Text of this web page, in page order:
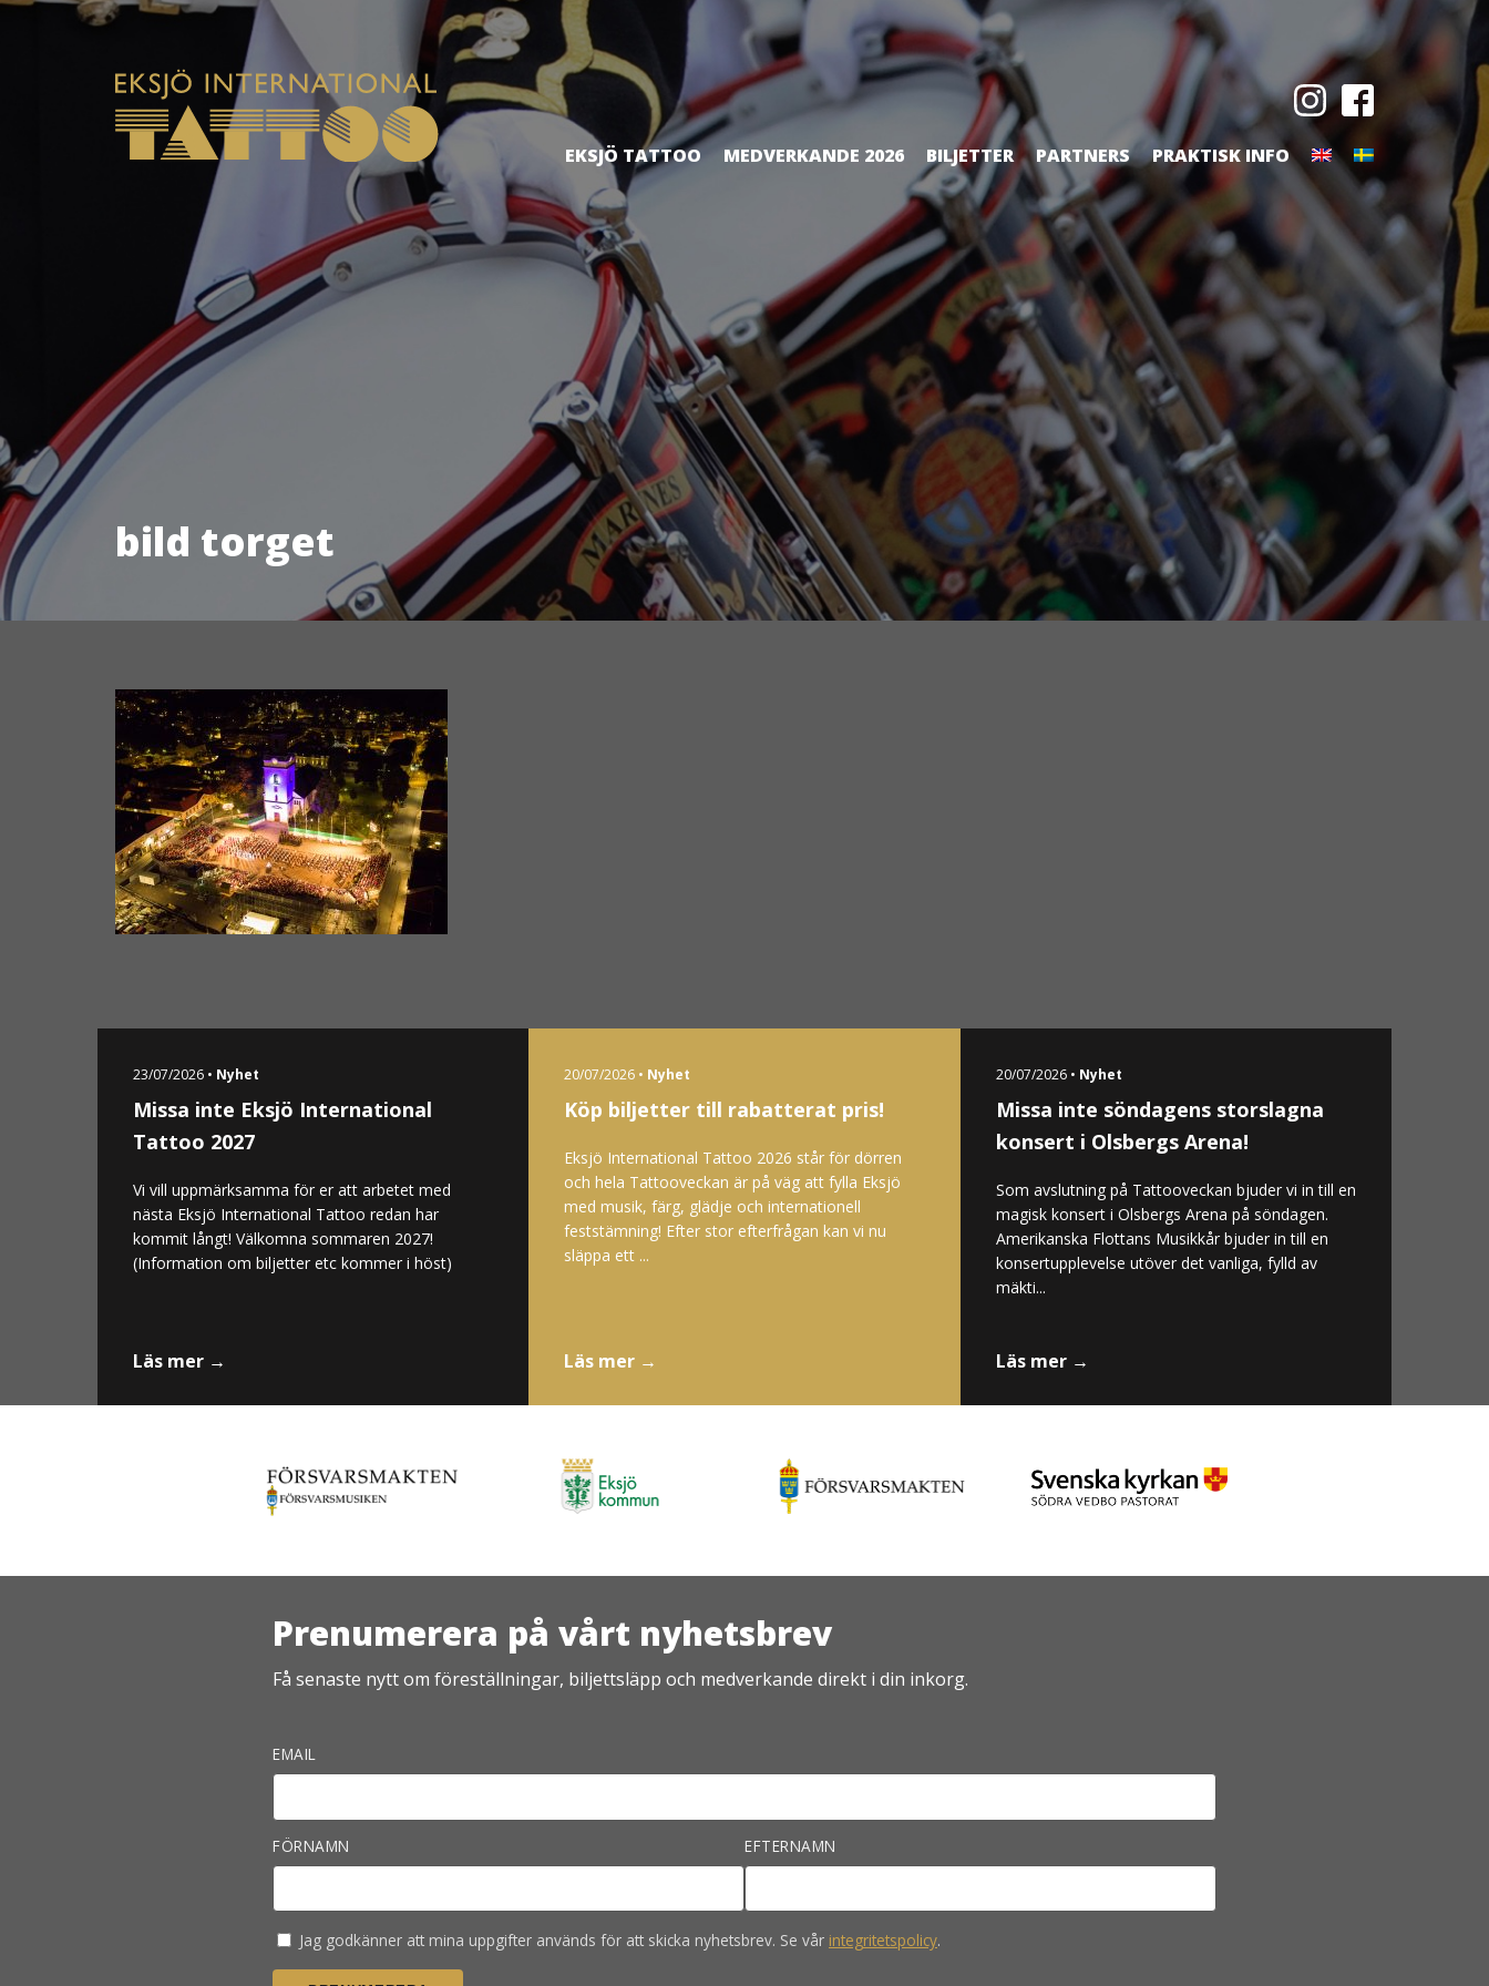
EKSJÖ TATTOO MEDVERKANDE 2026 BILJETTER PARTNERS PRAKTISK INFO
bild torget
23/07/2026 • Nyhet
Missa inte Eksjö International
Tattoo 2027
Vi vill uppmärksamma för er att arbetet med
nästa Eksjö International Tattoo redan har
kommit långt! Välkomna sommaren 2027!
(Information om biljetter etc kommer i höst)
Läs mer →
20/07/2026 • Nyhet
Köp biljetter till rabatterat pris!
Eksjö International Tattoo 2026 står för dörren
och hela Tattooveckan är på väg att fylla Eksjö
med musik, färg, glädje och internationell
feststämning! Efter stor efterfrågan kan vi nu
släppa ett ...
Läs mer →
20/07/2026 • Nyhet
Missa inte söndagens storslagna
konsert i Olsbergs Arena!
Som avslutning på Tattooveckan bjuder vi in till en
magisk konsert i Olsbergs Arena på söndagen.
Amerikanska Flottans Musikkår bjuder in till en
konsertupplevelse utöver det vanliga, fylld av
mäkti...
Läs mer →
Prenumerera på vårt nyhetsbrev
Få senaste nytt om föreställningar, biljettsläpp och medverkande direkt i din inkorg.
EMAIL
FÖRNAMN EFTERNAMN
Jag godkänner att mina uppgifter används för att skicka nyhetsbrev. Se vår integritetspolicy.